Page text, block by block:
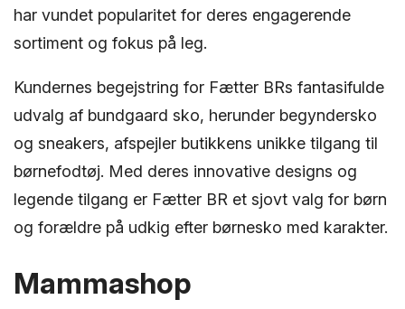
har vundet popularitet for deres engagerende
sortiment og fokus på leg.
Kundernes begejstring for Fætter BRs fantasifulde
udvalg af bundgaard sko, herunder begyndersko
og sneakers, afspejler butikkens unikke tilgang til
børnefodtøj. Med deres innovative designs og
legende tilgang er Fætter BR et sjovt valg for børn
og forældre på udkig efter børnesko med karakter.
Mammashop